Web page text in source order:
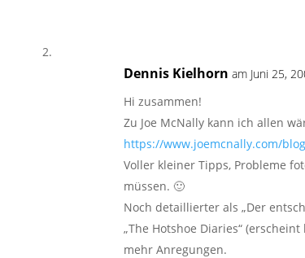
Dennis Kielhorn am Juni 25,
Hi zusammen!
Zu Joe McNally kann ich allen
https://www.joemcnally.com/
Voller kleiner Tipps, Probleme
müssen. 🙂
Noch detaillierter als „Der
„The Hotshoe Diaries“
mehr Anregungen.